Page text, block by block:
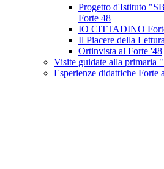
Progetto d'Istituto
Forte 48
IO CITTADINO
Il Piacere della
Ortinvista al Forte '48
Visite guidate alla primaria
Esperienze didattiche Forte